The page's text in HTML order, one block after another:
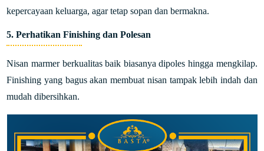
kepercayaan keluarga, agar tetap sopan dan bermakna.
5.Perhatikan Finishing dan Polesan
Nisan marmer berkualitas baik biasanya dipoles hingga mengkilap.
Finishing yang bagus akan membuat nisan tampak lebih indah dan
mudah dibersihkan.